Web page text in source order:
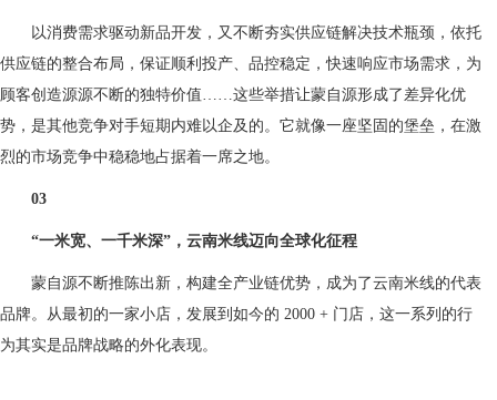
以消费需求驱动新品开发，又不断夯实供应链解决技术瓶颈，依托
供应链的整合布局，保证顺利投产、品控稳定，快速响应市场需求，为
顾客创造源源不断的独特价值……这些举措让蒙自源形成了差异化优
势，是其他竞争对手短期内难以企及的。它就像一座坚固的堡垒，在激
烈的市场竞争中稳稳地占据着一席之地。
03
“一米宽、一千米深”，云南米线迈向全球化征程
蒙自源不断推陈出新，构建全产业链优势，成为了云南米线的代表
品牌。从最初的一家小店，发展到如今的 2000 + 门店，这一系列的行
为其实是品牌战略的外化表现。